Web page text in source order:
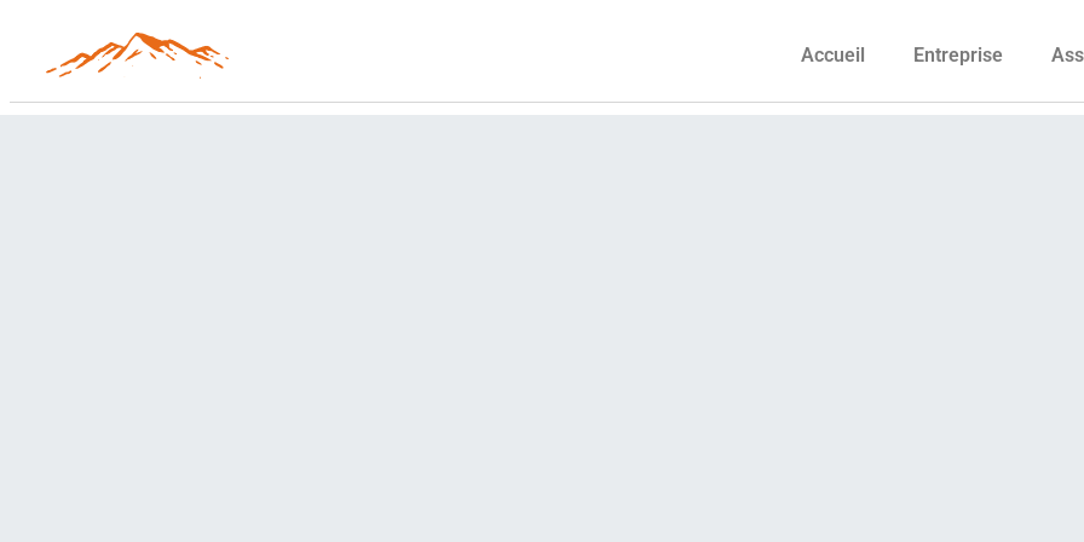
Accueil Entreprise